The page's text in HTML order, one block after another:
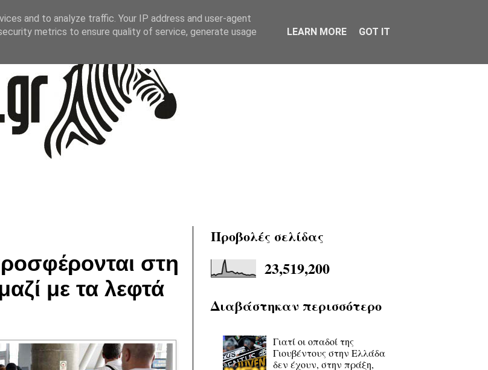
στη
με τα λεφτά
Προβολές σελίδας
23,519,200
Διαβάστηκαν περισσότερο
Γιατί οι οπαδοί της
Γιουβέντους στην Ελλάδα
δεν έχουν, στην πράξη,
and to analyze traffic. Your IP address and user-agent
metrics to ensure quality of service, generate usage
LEARN MORE GOT IT